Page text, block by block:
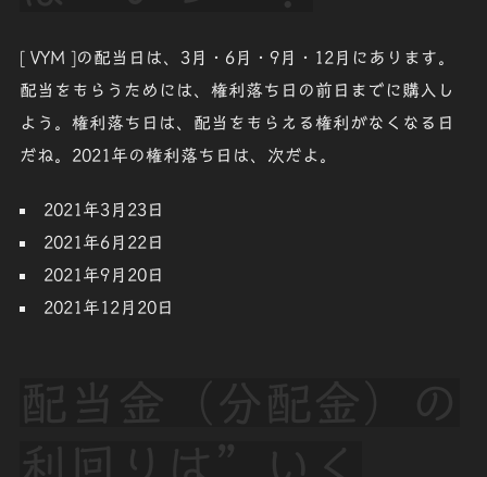
[ VYM ]の配当日は、 3月・6月・9月・12月 にあります。
配当をもらうためには、権利落ち日の前日までに購入し
よう。権利落ち日は、配当をもらえる権利がなくなる日
だね。2021年の権利落ち日は、次だよ。
2021年3月23日
2021年6月22日
2021年9月20日
2021年12月20日